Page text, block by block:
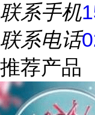
联系手机
联系电话
推荐产品